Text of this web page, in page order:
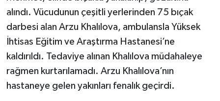
alındı. Vücudunun çeşitli yerlerinden 75 bıçak
darbesi alan Arzu Khalılova, ambulansla Yüksek
İhtisas Eğitim ve Araştırma Hastanesi’ne
kaldırıldı. Tedaviye alınan Khalılova müdahaleye
rağmen kurtarılamadı. Arzu Khalılova’nın
hastaneye gelen yakınları fenalık geçirdi.